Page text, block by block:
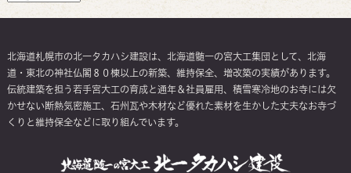
北海道札幌市の北一タカハシ建設は、北海道髄一の宮大工集団として、北海
道・東北の神社仏閣８０棟以上の新築、維持保全、増改築の実績があります。
伝統建築を担う若手宮大工の育成と通年＆社員雇用、積雪寒冷地のお寺には欠
かせない断熱気密施工、石州瓦や木材など優れた素材を生かした丈夫なお寺づ
くりと維持保全などに取り組んでいます。